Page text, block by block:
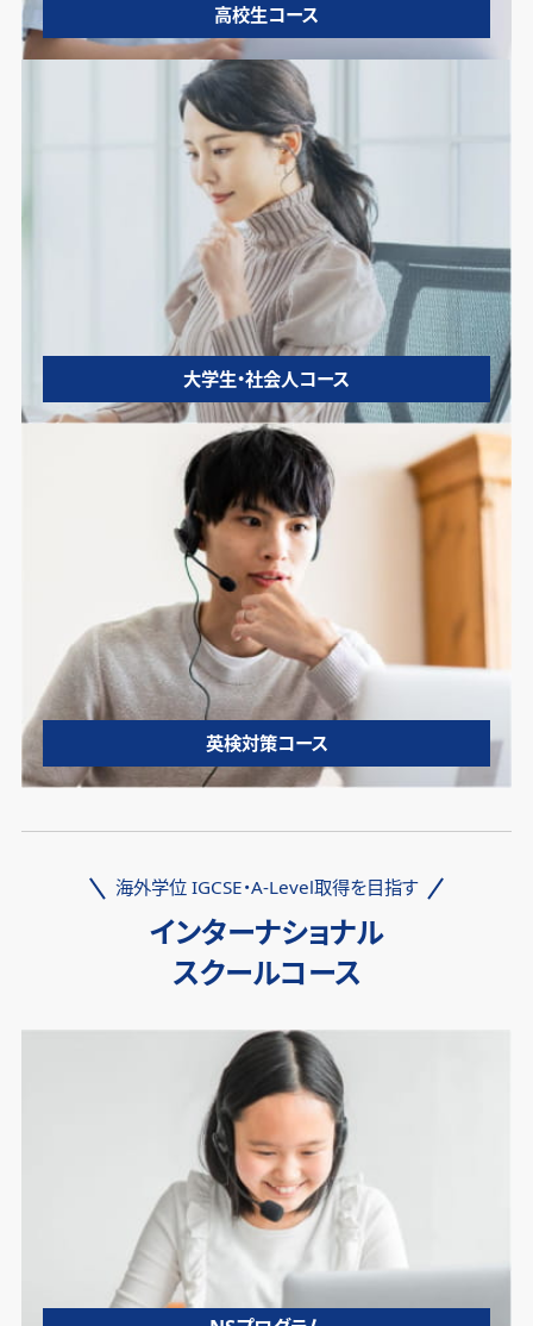
高校生コース
大学生・社会人コース
英検対策コース
海外学位 IGCSE・A-Level取得を目指す
インターナショナル
スクールコース